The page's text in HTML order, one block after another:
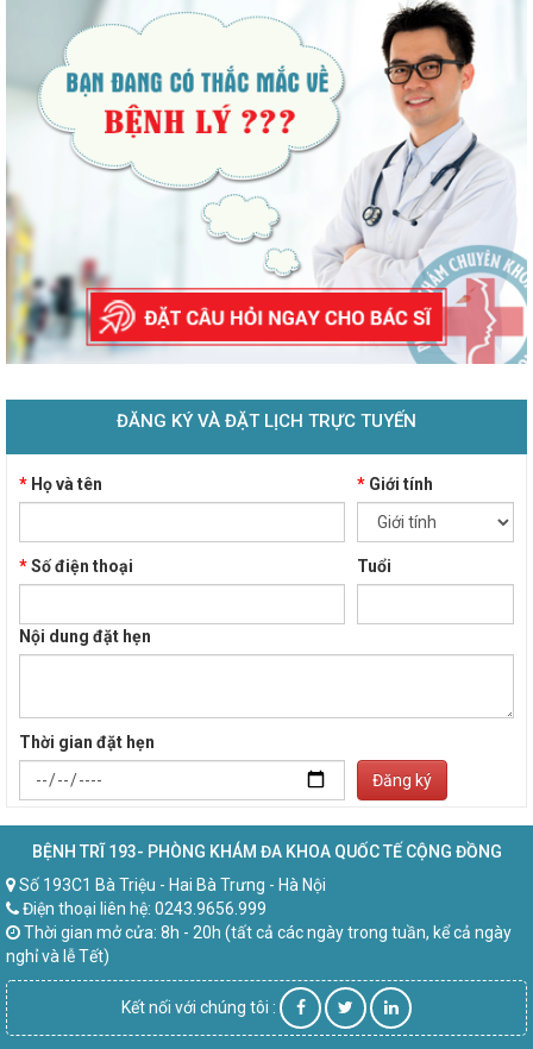
ĐĂNG KÝ VÀ ĐẶT LỊCH TRỰC TUYẾN
* Họ và tên *Giới tính
*Số điện thoại Tuổi
Nội dung đặt hẹn
Thời gian đặt hẹn
Đăng ký
BỆNH TRĨ 193- PHÒNG KHÁM ĐA KHOA QUỐC TẾ CỘNG ĐỒNG
Số 193C1 Bà Triệu - Hai Bà Trưng - Hà Nội
Điện thoại liên hệ: 0243.9656.999
Thời gian mở cửa: 8h - 20h (tất cả các ngày trong tuần, kể cả ngày
nghỉ và lễ Tết)
Kết nối với chúng tôi :